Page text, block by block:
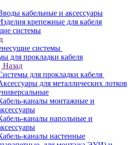
кабельные и аксессуары
крепежные для кабеля
системы
системы
для прокладки кабеля
Назад
для прокладки кабеля
для металлических лотков
каналы монтажные и
каналы напольные и
каналы настенные